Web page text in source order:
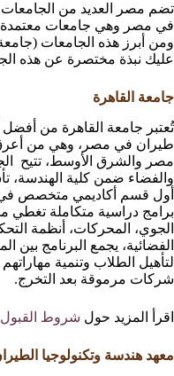
تضم مصر العديد من الجامعات
في مصر وهي جامعات معتمدة
ومن أبرز هذه الجامعات
عليك نبذة مختصرة عن هذه
جامعة القاهرة
تُعتبر جامعة القاهرة من أفضل
طيران في مصر، وهي من
مصر والشرق الأوسط، تتيح
أول قسم أكاديمي متخصص في
برامج دراسية متكاملة تغطي
الجوي، المحركات، أنظمة
الفضائية، يجمع البرنامج بين
لتأهيل الطلاب وتنمية
شركات مرموقة بعد التخرج.
اقرأ المزيد حول شروط القبول
معهد هندسة وتكنولوجيا